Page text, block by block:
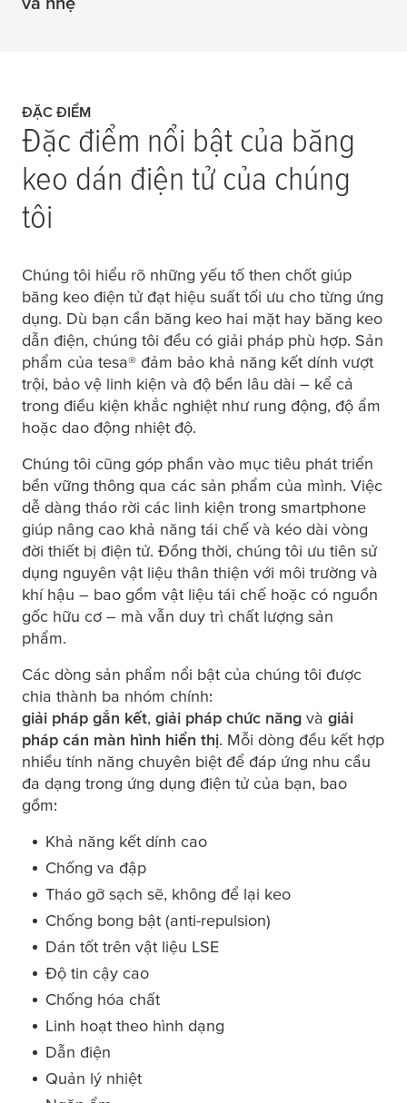
ĐẶC ĐIỂM
Đặc điểm nổi bật của băng
keo dán điện tử của chúng
tôi
Chúng tôi hiểu rõ những yếu tố then chốt giúp
băng keo điện tử đạt hiệu suất tối ưu cho từng ứng
dụng. Dù bạn cần băng keo hai mặt hay băng keo
dẫn điện, chúng tôi đều có giải pháp phù hợp. Sản
phẩm của tesa® đảm bảo khả năng kết dính vượt
trội, bảo vệ linh kiện và độ bền lâu dài – kể cả
trong điều kiện khắc nghiệt như rung động, độ ẩm
hoặc dao động nhiệt độ.
Chúng tôi cũng góp phần vào mục tiêu phát triển
bền vững thông qua các sản phẩm của mình. Việc
dễ dàng tháo rời các linh kiện trong smartphone
giúp nâng cao khả năng tái chế và kéo dài vòng
đời thiết bị điện tử. Đồng thời, chúng tôi ưu tiên sử
dụng nguyên vật liệu thân thiện với môi trường và
khí hậu – bao gồm vật liệu tái chế hoặc có nguồn
gốc hữu cơ – mà vẫn duy trì chất lượng sản
phẩm.
Các dòng sản phẩm nổi bật của chúng tôi được
chia thành ba nhóm chính:
giải pháp gắn kết, giải pháp chức năng và giải
pháp cán màn hình hiển thị. Mỗi dòng đều kết hợp
nhiều tính năng chuyên biệt để đáp ứng nhu cầu
đa dạng trong ứng dụng điện tử của bạn, bao
gồm:
Khả năng kết dính cao
Chống va đập
Tháo gỡ sạch sẽ, không để lại keo
Chống bong bật (anti-repulsion)
Dán tốt trên vật liệu LSE
Độ tin cậy cao
Chống hóa chất
Linh hoạt theo hình dạng
Dẫn điện
Quản lý nhiệt